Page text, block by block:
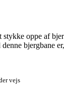
stykke oppe af
bjergbane
vejs